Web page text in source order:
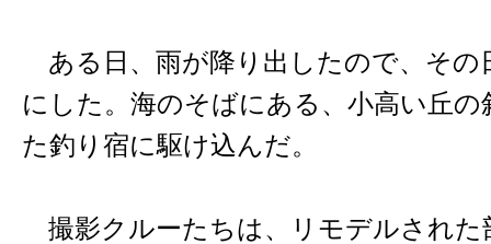
ある日、雨が降り出したので、その
にした。海のそばにある、小高い丘
た釣り宿に駆け込んだ。
撮影クルーたちは、リモデルされた